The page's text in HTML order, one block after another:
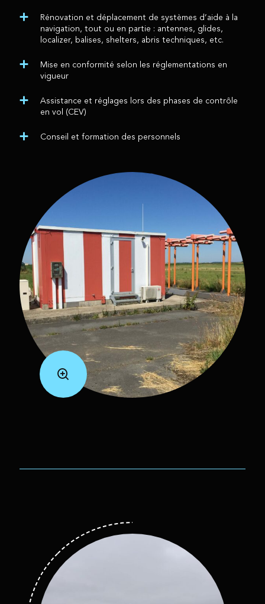
Rénovation et déplacement de systèmes d’aide à la
navigation, tout ou en partie : antennes, glides,
localizer, balises, shelters, abris techniques, etc.
Mise en conformité selon les réglementations en
vigueur
Assistance et réglages lors des phases de contrôle
en vol (CEV)
Conseil et formation des personnels